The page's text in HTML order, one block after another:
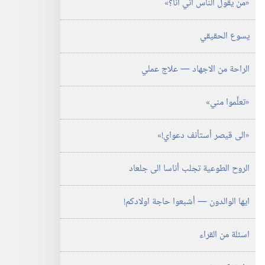
‏‎١٥‏ ‏‎كانون١/
‎٢٠٠١
‏«مَن يقول الناس اني انا؟‏»‏
يسوع الحقيقي
الراحة من الاجهاد —‏ علاج عملي
‏«تعلَّموا مني»‏
‏«الى قيصر أستأنف دعواي!‏»‏
الروح الطوعية تجلب أناسا الى جلعاد
ايها الوالدون —‏ أشبعوا حاجة اولادكم!‏
اسئلة من القراء